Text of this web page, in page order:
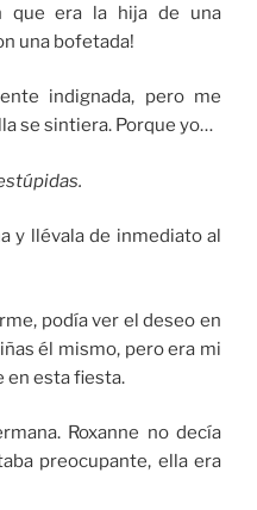
que era la hija de una
una bofetada!
indignada, pero me
se sintiera. Porque yo…
y llévala de inmediato al
podía ver el deseo en
él mismo, pero era mi
en esta fiesta.
Roxanne no decía
preocupante, ella era